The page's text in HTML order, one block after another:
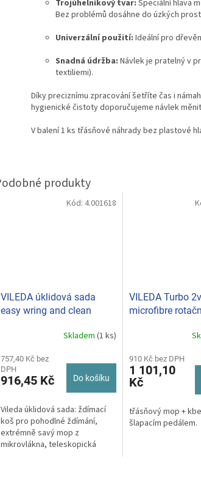
Trojúhelníkový tvar: Speciální hlava
Bez problémů dosáhne do úzkých
Univerzální použití: Ideální pro
Snadná údržba: Návlek je pratelný v
textiliemi).
Díky preciznímu zpracování šetříte čas i
hygienické čistoty doporučujeme návlek měnit
V balení 1 ks třásňové náhrady bez plastové
VILEDA úklidová sada
easy wring and clean
Skladem (1 ks)
757,40 Kč bez
DPH
916,45 Kč Do košíku
Vileda úklidová sada: ždímací
koš pro pohodlné ždímání,
extrémně savý mop z
mikrovlákna, teleskopická
Kód: 4.001618
VILEDA Turbo
microfibre
910 Kč bez DPH
1 101,10
Kč
třásňový mop +
šlapacím pedálem.